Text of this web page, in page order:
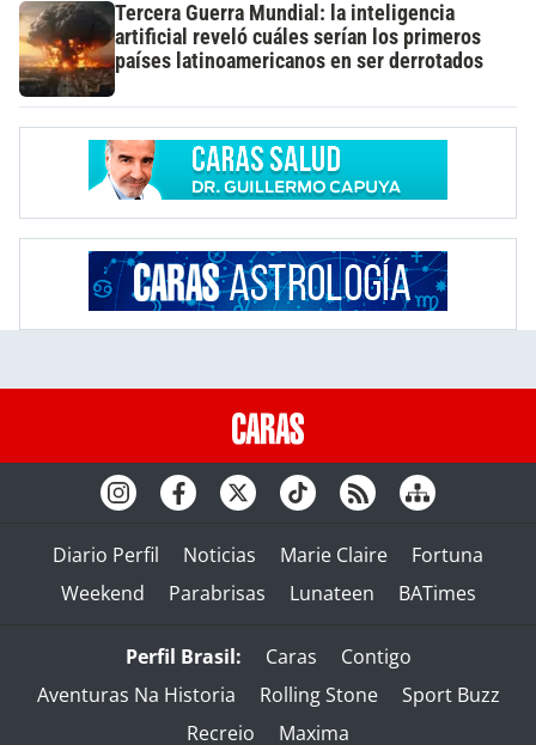
Tercera Guerra Mundial: la inteligencia
artificial reveló cuáles serían los primeros
países latinoamericanos en ser derrotados
Diario Perfil Noticias Marie Claire
Fortuna
Weekend
Parabrisas Lunateen BATimes
Perfil Brasil: Caras
Contigo
Aventuras Na Historia
Rolling Stone
Sport Buzz
Recreio
Maxima